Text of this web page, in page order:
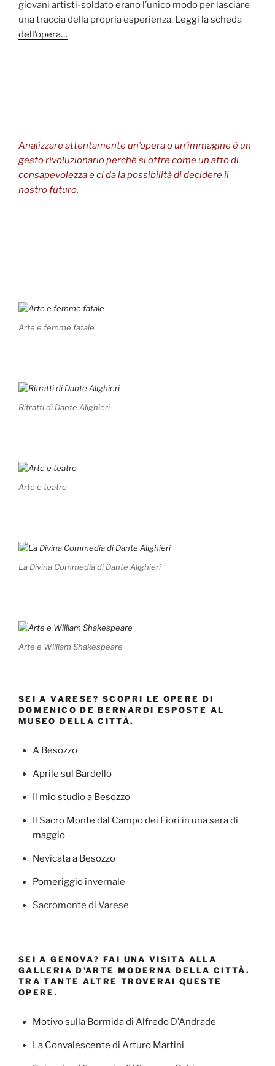
giovani artisti-soldato erano l’unico modo per lasciare
una traccia della propria esperienza. Leggi la scheda
dell’opera…
Analizzare attentamente un’opera o un’immagine è un
gesto rivoluzionario perché si offre come un atto di
consapevolezza e ci da la possibilità di decidere il
nostro futuro.
Arte e femme fatale
Ritratti di Dante Alighieri
Arte e teatro
La Divina Commedia di Dante Alighieri
Arte e William Shakespeare
SEI A VARESE? SCOPRI LE OPERE DI
DOMENICO DE BERNARDI ESPOSTE AL
MUSEO DELLA CITTÀ.
A Besozzo
Aprile sul Bardello
Il mio studio a Besozzo
Il Sacro Monte dal Campo dei Fiori in una sera di
maggio
Nevicata a Besozzo
Pomeriggio invernale
Sacromonte di Varese
SEI A GENOVA? FAI UNA VISITA ALLA
GALLERIA D’ARTE MODERNA DELLA CITTÀ.
TRA TANTE ALTRE TROVERAI QUESTE
OPERE.
Motivo sulla Bormida di Alfredo D’Andrade
La Convalescente di Arturo Martini